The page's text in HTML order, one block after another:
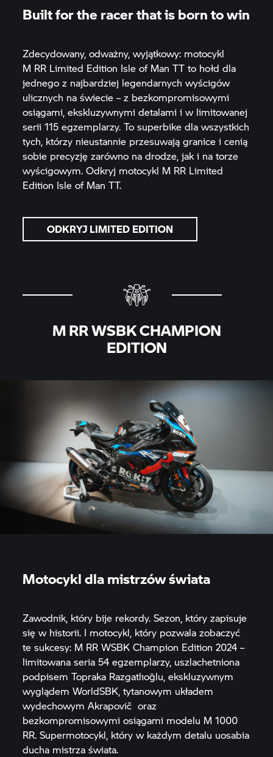
Built for the racer that is born to win
Zdecydowany, odważny, wyjątkowy: motocykl
M RR Limited Edition Isle of Man TT to hołd dla
jednego z najbardziej legendarnych wyścigów
ulicznych na świecie – z bezkompromisowymi
osiągami, ekskluzywnymi detalami i w limitowanej
serii 115 egzemplarzy. To superbike dla wszystkich
tych, którzy nieustannie przesuwają granice i cenią
sobie precyzję zarówno na drodze, jak i na torze
wyścigowym. Odkryj motocykl M RR Limited
Edition Isle of Man TT.
ODKRYJ LIMITED EDITION
M RRWSBK CHAMPION
EDITION
Motocykl dla mistrzów świata
Zawodnik, który bije rekordy. Sezon, który zapisuje
się w historii. I motocykl, który pozwala zobaczyć
te sukcesy: M RR WSBK Champion Edition 2024 –
limitowana seria 54 egzemplarzy, uszlachetniona
podpisem Topraka Razgatlıoğlu, ekskluzywnym
wyglądem WorldSBK, tytanowym układem
wydechowym Akrapovič oraz
bezkompromisowymi osiągami modelu M 1000
RR. Supermotocykl, który w każdym detalu uosabia
ducha mistrza świata.